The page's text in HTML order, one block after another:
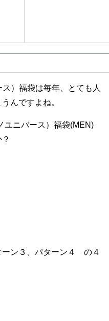
）福袋は毎年、とても人
んですよね。
ユニバース）福袋(MEN)
ーン３、パターン４ の４